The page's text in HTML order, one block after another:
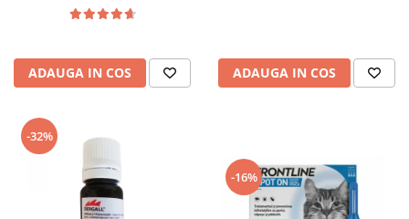
ADAUGA IN COS ADAUGA IN COS
-32%
-16%